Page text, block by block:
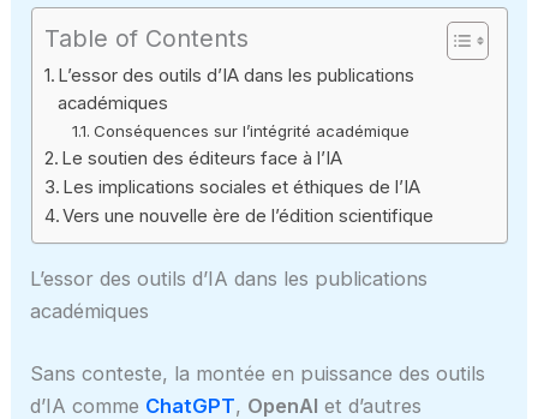
Table of Contents
L’essor des outils d’IA dans les publications
académiques
Conséquences sur l’intégrité académique
Le soutien des éditeurs face à l’IA
Les implications sociales et éthiques de l’IA
Vers une nouvelle ère de l’édition scientifique
L’essor des outils d’IA dans les publications
académiques
Sans conteste, la montée en puissance des outils
d’IA comme ChatGPT, OpenAI et d’autres